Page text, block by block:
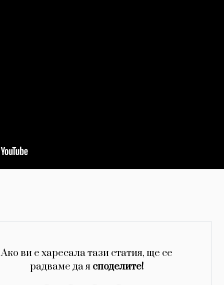
Ако ви е харесала тази статия, ще се
радваме да я споделите!